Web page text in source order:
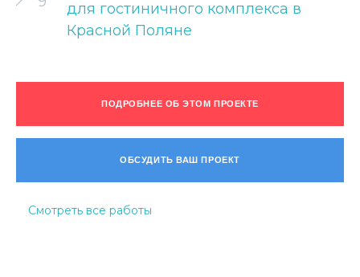
для гостиничного комплекса в
Красной Поляне
ПОДРОБНЕЕ ОБ ЭТОМ ПРОЕКТЕ
ОБСУДИТЬ ВАШ ПРОЕКТ
Смотреть все работы